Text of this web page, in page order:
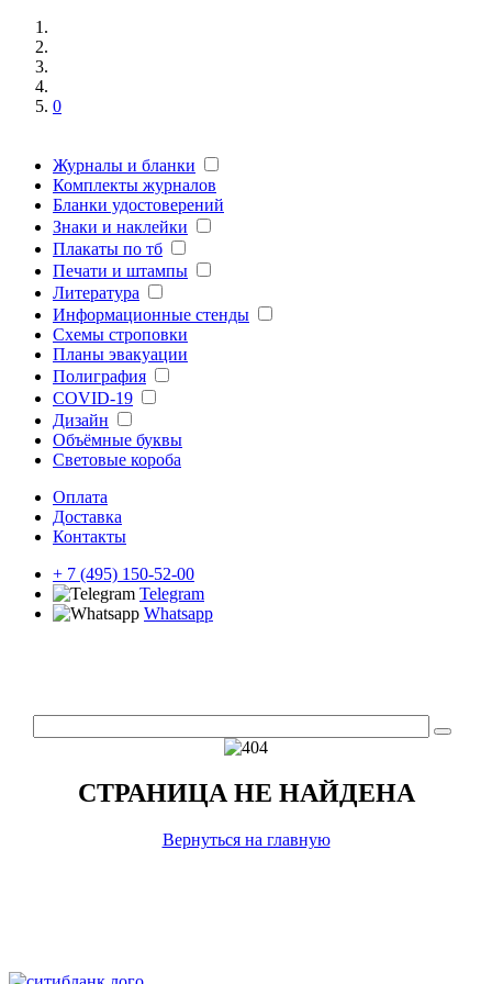
0
Журналы и бланки
Комплекты журналов
Бланки удостоверений
Знаки и наклейки
Плакаты по тб
Печати и штампы
Литература
Информационные стенды
Схемы строповки
Планы эвакуации
Полиграфия
COVID-19
Дизайн
Объёмные буквы
Световые короба
Оплата
Доставка
Контакты
+ 7 (495) 150-52-00
Telegram
Whatsapp
СТРАНИЦА НЕ НАЙДЕНА
Вернуться на главную